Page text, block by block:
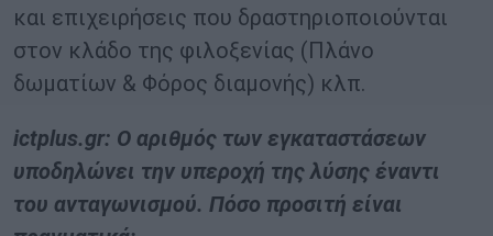
και επιχειρήσεις που δραστηριοποιούνται
στον κλάδο της φιλοξενίας (Πλάνο
δωματίων & Φόρος διαμονής) κλπ.
ictplus.gr: Ο αριθμός των εγκαταστάσεων
υποδηλώνει την υπεροχή της λύσης έναντι
του ανταγωνισμού. Πόσο προσιτή είναι